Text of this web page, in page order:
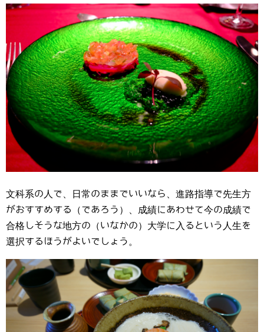
文科系の人で、日常のままでいいなら、進路指導で先生方
がおすすめする（であろう）、成績にあわせて今の成績で
合格しそうな地方の（いなかの）大学に入るという人生を
選択するほうがよいでしょう。